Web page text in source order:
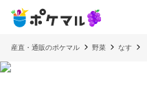
産直・通販のポケマル 野菜 なす